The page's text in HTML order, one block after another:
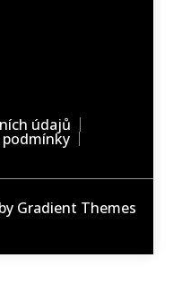
údajů
Gradient Themes